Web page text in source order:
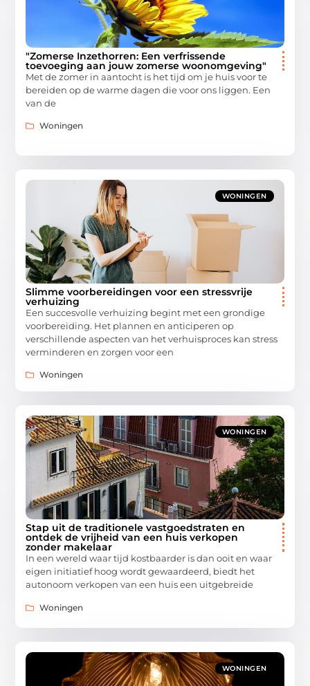
"Zomerse Inzethorren: Een verfrissende
toevoeging aan jouw zomerse woonomgeving"
Met de zomer in aantocht is het tijd om je huis voor te
bereiden op de warme dagen die voor ons liggen. Een
van de
Woningen
WONINGEN
Slimme voorbereidingen voor een stressvrije
verhuizing
Een succesvolle verhuizing begint met een grondige
voorbereiding. Het plannen en anticiperen op
verschillende aspecten van het verhuisproces kan stress
verminderen en zorgen voor een
Woningen
WONINGEN
Stap uit de traditionele vastgoedstraten en
ontdek de vrijheid van een huis verkopen
zonder makelaar
In een wereld waar tijd kostbaarder is dan ooit en waar
eigen initiatief hoog wordt gewaardeerd, biedt het
autonoom verkopen van een huis een uitgebreide
Woningen
WONINGEN